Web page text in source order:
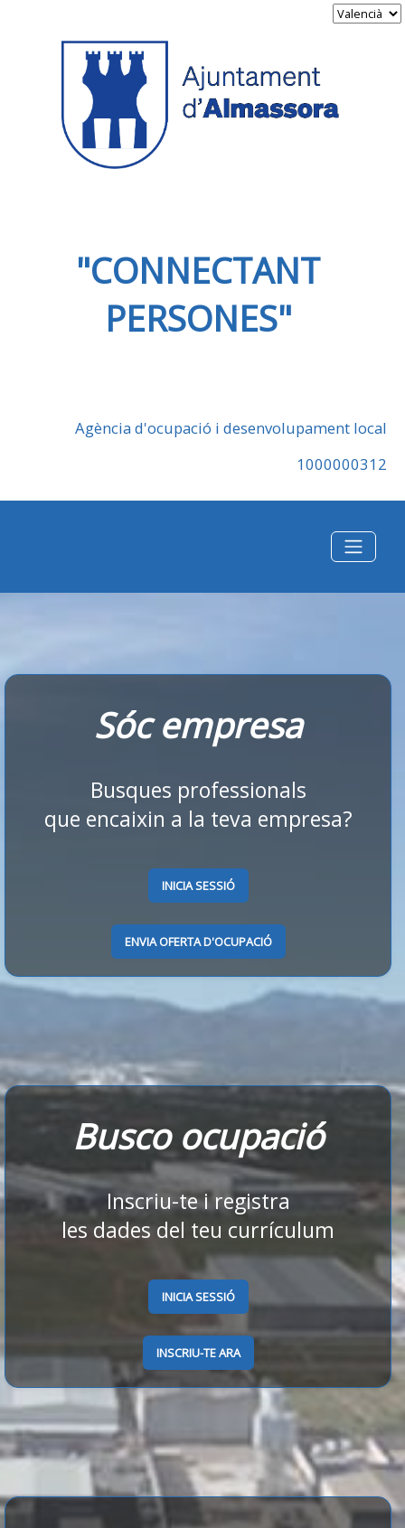
"CONNECTANT
PERSONES"
Agència d'ocupació i desenvolupament local
1000000312
Sóc empresa
Busques professionals
que encaixin a la teva empresa?
INICIA SESSIÓ
ENVIA OFERTA D'OCUPACIÓ
Busco ocupació
Inscriu-te i registra
les dades del teu currículum
INICIA SESSIÓ
INSCRIU-TE ARA